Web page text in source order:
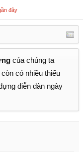
đây
của chúng ta
có nhiều thiếu
diễn đàn ngày